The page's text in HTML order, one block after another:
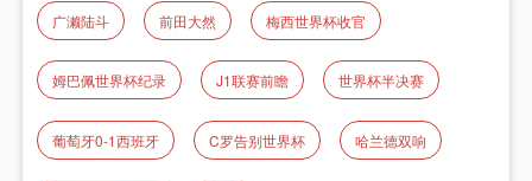
广濑陆斗 前田大然 梅西世界杯收官
姆巴佩世界杯纪录 J1联赛前瞻 世界杯半决赛
葡萄牙0-1西班牙 C罗告别世界杯 哈兰德双响